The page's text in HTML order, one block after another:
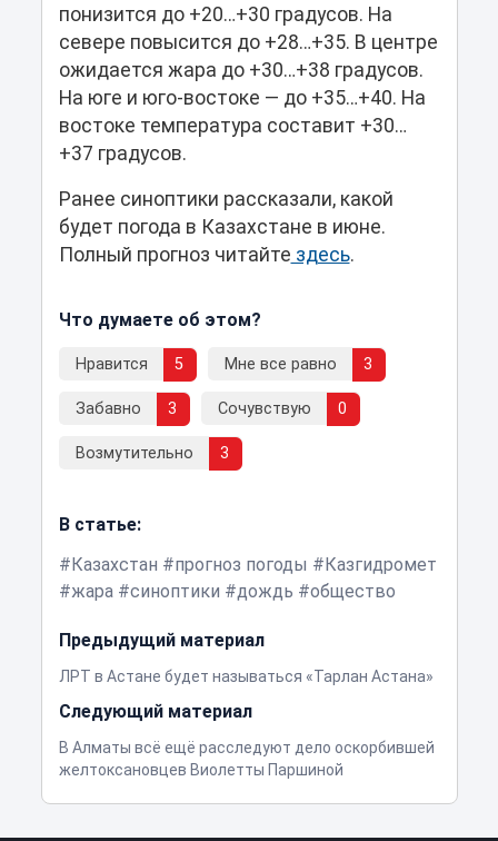
понизится до +20…+30 градусов. На
севере повысится до +28…+35. В центре
ожидается жара до +30…+38 градусов.
На юге и юго-востоке — до +35…+40. На
востоке температура составит +30…
+37 градусов.
Ранее синоптики рассказали, какой
будет погода в Казахстане в июне.
Полный прогноз читайте здесь.
Что думаете об этом?
Нравится 5 Мне все равно 3
Забавно 3 Сочувствую 0
Возмутительно 3
В статье:
Казахстан
прогноз погоды
Казгидромет
жара
синоптики дождь общество
Предыдущий материал
ЛРТ в Астане будет называться «Тарлан Астана»
Следующий материал
В Алматы всё ещё расследуют дело оскорбившей
желтоксановцев Виолетты Паршиной